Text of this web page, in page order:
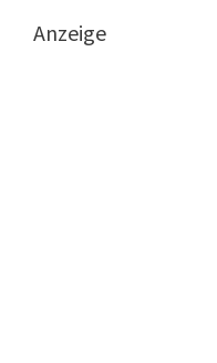
Anzeige